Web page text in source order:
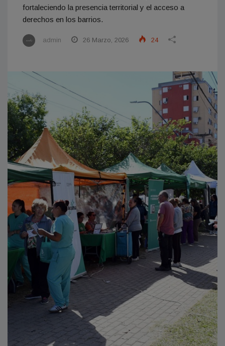
fortaleciendo la presencia territorial y el acceso a
derechos en los barrios.
admin 26 Marzo, 2026 24